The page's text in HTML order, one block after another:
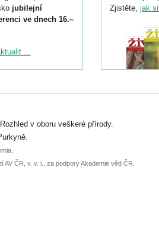
jubilejní
ve dnech 16.–
ke konferenci
do 6. září.
nebo
...
Zjistěte, jak
v oboru veškeré přírody.
ČR, v. v. i., za podpory Akademie věd ČR.